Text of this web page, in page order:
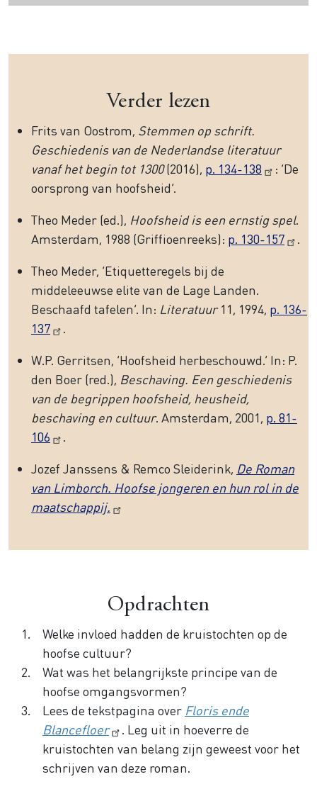
Verder lezen
Frits van Oostrom, Stemmen op schrift.
Geschiedenis van de Nederlandse literatuur
vanaf het begin tot 1300(2016), p. 134-138
: ‘De
oorsprong van hoofsheid’.
Theo Meder (ed.), Hoofsheid is een ernstig spel.
Amsterdam, 1988 (Griffioenreeks): p. 130-157
.
Theo Meder, ‘Etiquetteregels bij de
middeleeuwse elite van de Lage Landen.
Beschaafd tafelen’. In: Literatuur11, 1994, p. 136-
137
.
W.P. Gerritsen, ‘Hoofsheid herbeschouwd.’ In: P.
den Boer (red.), Beschaving. Een geschiedenis
van de begrippen hoofsheid, heusheid,
beschaving en cultuur. Amsterdam, 2001, p. 81-
106
.
Jozef Janssens & Remco Sleiderink, De Roman
van Limborch. Hoofse jongeren en hun rol in de
maatschappij.
Opdrachten
Welke invloed hadden de kruistochten op de
hoofse cultuur?
Wat was het belangrijkste principe van de
hoofse omgangsvormen?
Lees de tekstpagina over Floris ende
Blancefloer
. Leg uit in hoeverre de
kruistochten van belang zijn geweest voor het
schrijven van deze roman.